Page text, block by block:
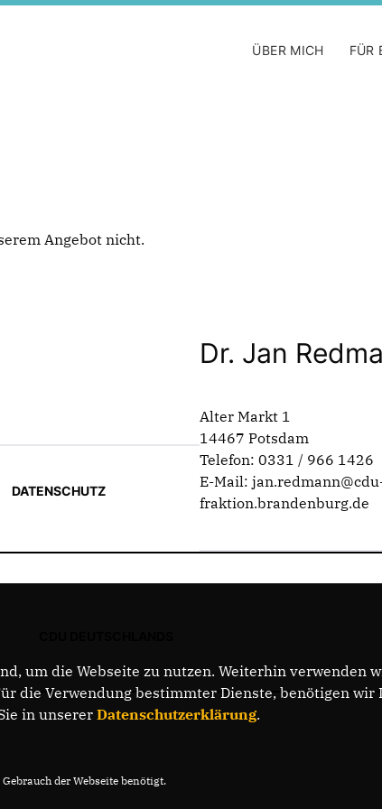
ÜBER MICH FÜR
Angebot nicht.
DATENSCHUTZ
Dr. Jan
Alter Markt 1
14467 Potsdam
Telefon: 0331 / 966 1426
E-Mail:
fraktion.brandenburg.de
um die Webseite zu nutzen. Weiterhin
die Verwendung bestimmter Dienste, benötigen
in unserer Datenschutzerklärung.
der Webseite benötigt.